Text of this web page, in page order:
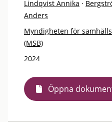
Lindqvist Annika ·
Anders
Myndigheten för
(MSB)
2024
Öppna